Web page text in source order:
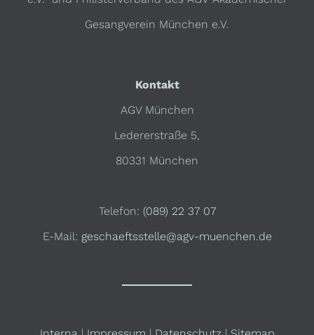
Gesangverein München e.V.
Kontakt
AGV München
Ledererstraße 5,
80331 München
Telefon: (089) 22 37 07
E-Mail: geschaeftsstelle@agv-muenchen.de